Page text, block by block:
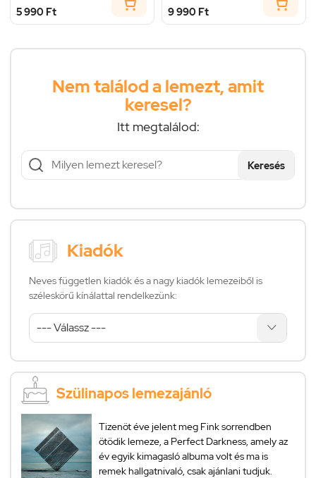
5 990 Ft 9 990 Ft
Nem találod a lemezt, amit
keresel?
Itt megtalálod:
Keresés
Kiadók
Neves független kiadók és a nagy kiadók lemezeiből is
széleskörű kínálattal rendelkezünk:
Szülinapos lemezajánló
Tizenöt éve jelent meg Fink sorrendben
ötödik lemeze, a Perfect Darkness, amely az
év egyik kimagasló albuma volt és ma is
remek hallgatnivaló, csak ajánlani tudjuk.